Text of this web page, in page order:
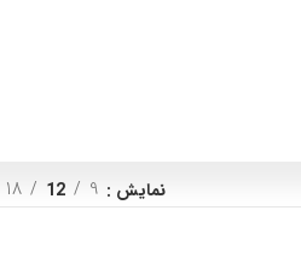
نمایش 9
12
18